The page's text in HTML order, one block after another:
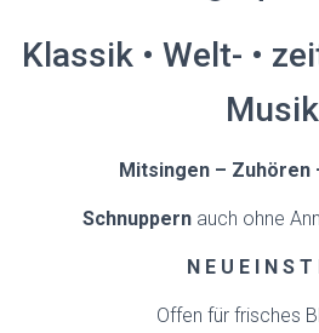
Klassik • Welt- •
Musik
Mitsingen – Zuhören
Schnuppern auch ohne
N E U E I N S T
Offen für frisches